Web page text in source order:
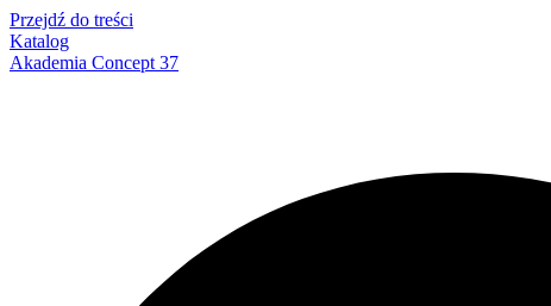
Przejdź do treści
Katalog
Akademia Concept 37